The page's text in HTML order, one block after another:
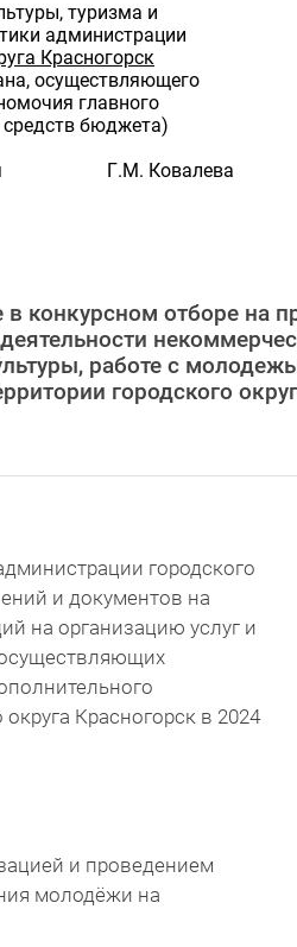
туризма и
администрации
Красногорск
осуществляющего
главного
средств бюджета)
Г.М. Ковалева
конкурсном отборе на
работе с
городского
городского
и документов на
на организацию услуг и
Красногорск в 2024
и проведением
молодёжи на